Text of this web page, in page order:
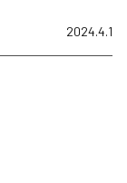
2024.4.1